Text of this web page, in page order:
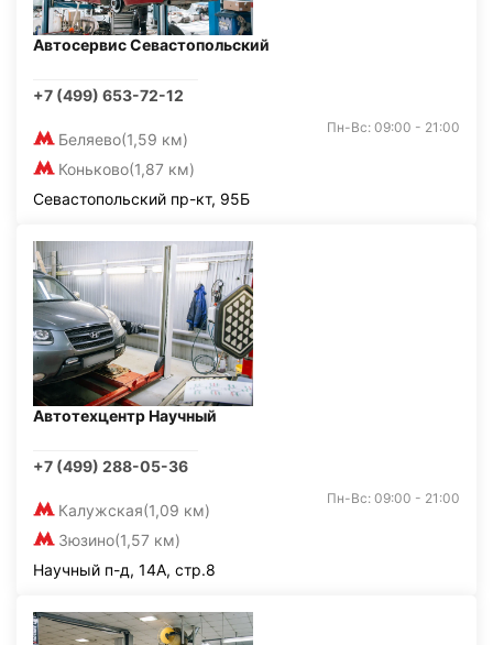
Автосервис Севастопольский
+7 (499) 653-72-12
Беляево(1,59 км)
Коньково(1,87 км)
Пн-Вс: 09:00 - 21:00
Севастопольский пр-кт, 95Б
Автотехцентр Научный
+7 (499) 288-05-36
Калужская(1,09 км)
Зюзино(1,57 км)
Пн-Вс: 09:00 - 21:00
Научный п-д, 14А, стр.8